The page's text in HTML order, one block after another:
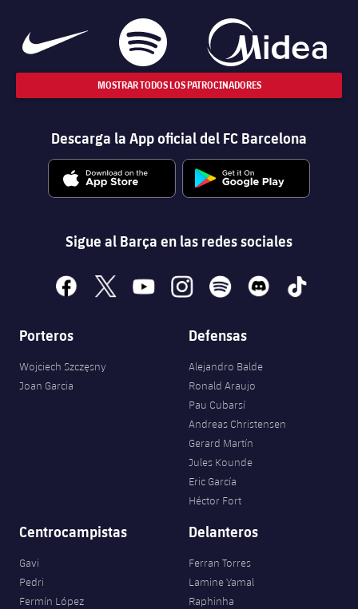
MOSTRAR TODOS LOS PATROCINADORES
Descarga la App oficial del FC Barcelona
Sigue al Barça en las redes sociales
facebook
x youtubeinstagramspotify discord tiktok
Porteros
Wojciech Szczęsny
Joan Garcia
Defensas
Alejandro Balde
Ronald Araujo
Pau Cubarsí
Andreas Christensen
Gerard Martín
Jules Kounde
Eric García
Héctor Fort
Centrocampistas
Gavi
Pedri
Fermín López
Delanteros
Ferran Torres
Lamine Yamal
Raphinha